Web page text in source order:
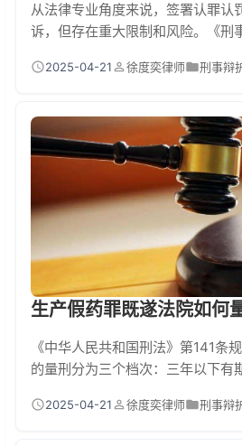
从法律专业角度来说，签署认罪认
诉，但存在重大限制和风险。《刑
已承认犯罪事实并接受量刑建议，
认罪"等后果。最高人民法院工作
件上诉率约9.7%，因量刑过重提起
认罪认罚后上诉的深层博弈 很多当
2025-04-21 徐度奕律师 刑事辩
生产假药罪既遂法院如何
《中华人民共和国刑法》第141条
的量刑分为三个档次：三年以下有
死刑。量刑需综合考量假药的危害
2025-04-21 徐度奕律师 刑事辩